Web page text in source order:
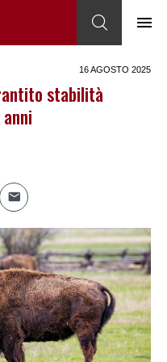
16 AGOSTO 2025
stabilità